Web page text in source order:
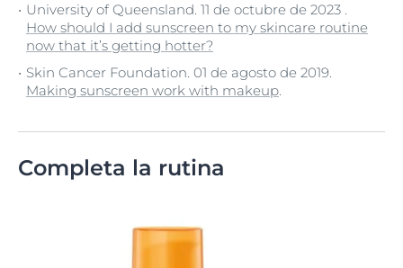
University of Queensland. 11 de octubre de 2023 .
How should I add sunscreen to my skincare routine
now that it’s getting hotter?
Skin Cancer Foundation. 01 de agosto de 2019.
Making sunscreen work with makeup.
Completa la rutina